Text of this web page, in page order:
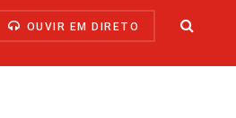
OUVIR EM DIRETO